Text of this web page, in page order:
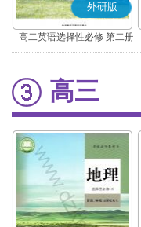
外研版
高二英语选择性必修 第二册
高三